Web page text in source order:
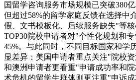
国留学咨询服务市场规模已突破380
但超过58%的留学家庭反馈在选择中
假、文书模板化、后续服务缺失"等
TOP30院校申请者对"个性化规划和
45%。与此同时，不同目标国家和学
显差异：美国申请者重点关注"院校
和澳洲申请者更看重"申请成功率和
术危机的留学生群体则更注重"申诉成